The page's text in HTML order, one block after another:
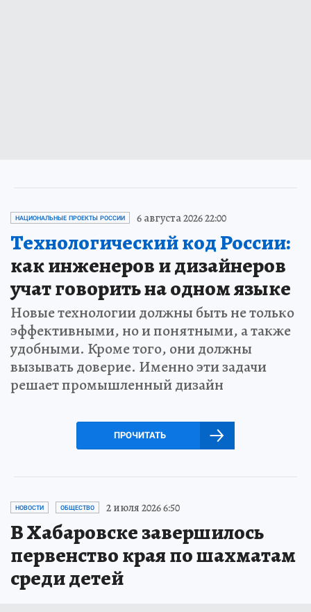
НАЦИОНАЛЬНЫЕ ПРОЕКТЫ РОССИИ 6 августа 2026 22:00
Технологический код России:
как инженеров и дизайнеров
учат говорить на одном языке
Новые технологии должны быть не только
эффективными, но и понятными, а также
удобными. Кроме того, они должны
вызывать доверие. Именно эти задачи
решает промышленный дизайн
ПРОЧИТАТЬ
НОВОСТИ ОБЩЕСТВО 2 июля 2026 6:50
В Хабаровске завершилось
первенство края по шахматам
среди детей